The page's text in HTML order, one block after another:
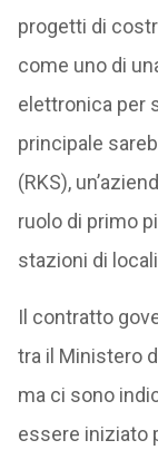
progetti di
come uno di
elettronica per
principale
(RKS),
ruolo di primo
stazioni di
Il contratto
tra il Ministero
ma ci sono
essere iniziato